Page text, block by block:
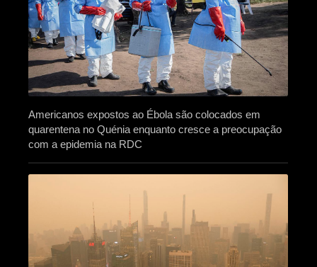
Americanos expostos ao Ébola são colocados em
quarentena no Quénia enquanto cresce a preocupação
com a epidemia na RDC